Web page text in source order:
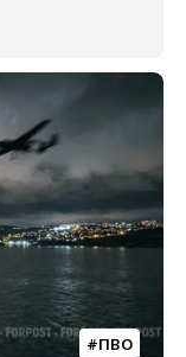
ПВО